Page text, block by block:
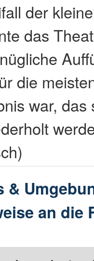
der
das
die
war,
&
an die